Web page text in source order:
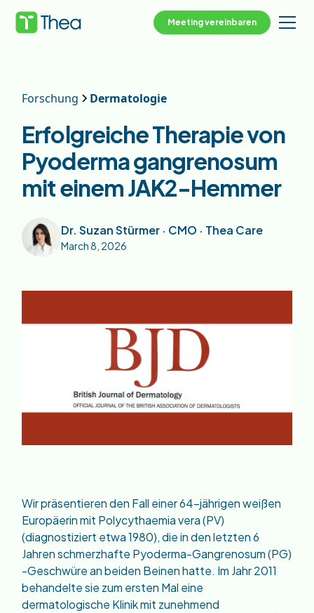
Meeting vereinbaren
Forschung Dermatologie
Erfolgreiche Therapie von
Pyoderma gangrenosum
mit einem JAK2-Hemmer
Dr. Suzan Stürmer · CMO · Thea Care
March 8, 2026
Wir präsentieren den Fall einer 64-jährigen weißen
Europäerin mit Polycythaemia vera (PV)
(diagnostiziert etwa 1980), die in den letzten 6
Jahren schmerzhafte Pyoderma-Gangrenosum (PG)
-Geschwüre an beiden Beinen hatte. Im Jahr 2011
behandelte sie zum ersten Mal eine
dermatologische Klinik mit zunehmend